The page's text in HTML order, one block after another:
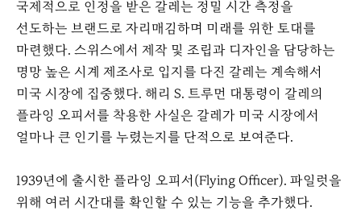
국제적으로 인정을 받은 갈레는 정밀 시간 측정을
선도하는 브랜드로 자리매김하며 미래를 위한 토대를
마련했다. 스위스에서 제작 및 조립과 디자인을 담당하는
명망 높은 시계 제조사로 입지를 다진 갈레는 계속해서
미국 시장에 집중했다. 해리 S. 트루먼 대통령이 갈레의
플라잉 오피서를 착용한 사실은 갈레가 미국 시장에서
얼마나 큰 인기를 누렸는지를 단적으로 보여준다.
1939년에 출시한 플라잉 오피서(Flying Officer). 파일럿을
위해 여러 시간대를 확인할 수 있는 기능을 추가했다.